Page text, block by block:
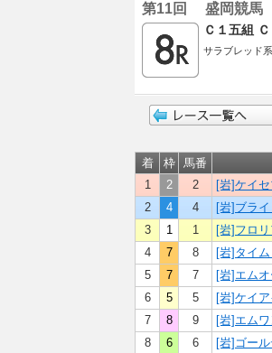
第11回 盛岡競馬
Ｃ１五組
サラブレッ
着 枠 馬番
1
2 2 [岩]ケイ
2
4 4 [岩]ブラ
3
1 1 [岩]フロ
4
7 8 [岩]タイ
5
7 7 [岩]エム
6
5 5 [岩]ケイ
7
8 9 [岩]エム
8
6 6 [岩]ゴー